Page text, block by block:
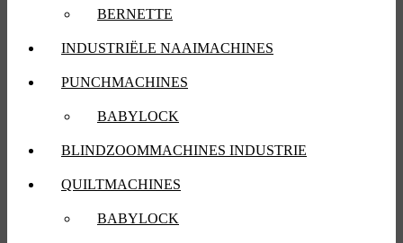
BERNETTE
INDUSTRIËLE NAAIMACHINES
PUNCHMACHINES
BABYLOCK
BLINDZOOMMACHINES INDUSTRIE
QUILTMACHINES
BABYLOCK